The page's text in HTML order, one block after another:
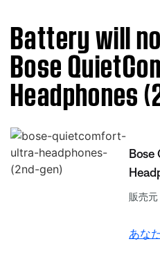
Battery will
Bose
Headphones
Bose
販売元
あな